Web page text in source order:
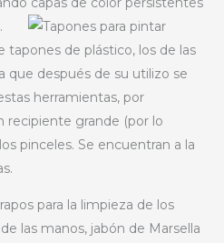
tapones de plástico, los de las
que después de su utilizo se
herramientas, por
recipiente grande (por lo
pinceles. Se encuentran a la
para la limpieza de los
las manos, jabón de Marsella